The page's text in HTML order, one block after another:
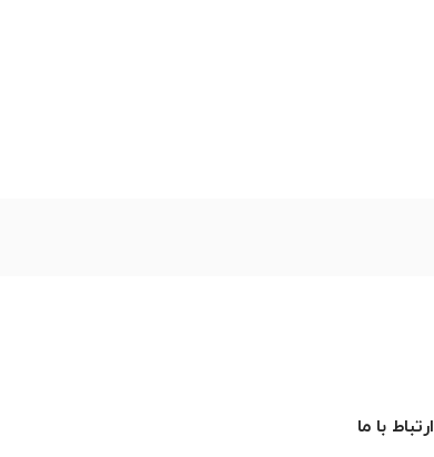
ارتباط با ما